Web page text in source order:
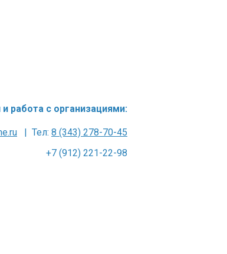
работа с организациями:
| Тел: 8 (343) 278-70-45
+7 (912) 221-22-98